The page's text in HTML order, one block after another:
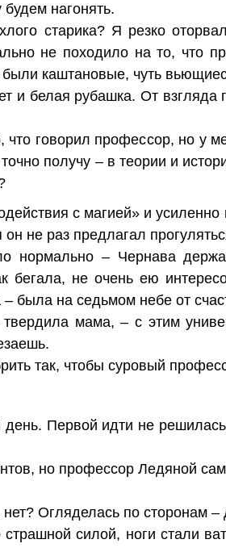
нагонять.
старика? Я резко
не походило на то, что
были каштановые, чуть
и белая рубашка. От взгляда
что говорил профессор, но у
получу – в теории и
с магией» и усиленно
не раз предлагал
нормально – Чернава
бегала, не очень ею
была на седьмом небе от
мама, – с этим
так, чтобы суровый
день. Первой идти не
но профессор Ледяной
Огляделась по сторонам –
страшной силой, ноги стали